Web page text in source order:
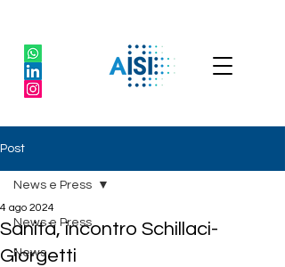
Post
News e Press
News
News e Press
Sanità, incontro Schillaci-
Giorgetti
4 ago 2024